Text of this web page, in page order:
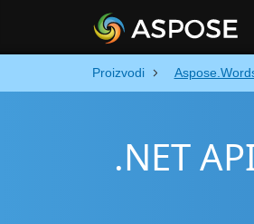
Proizvodi
.NET